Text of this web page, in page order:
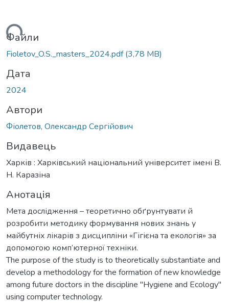
Файли
Fioletov_O.S._masters_2024.pdf(3,78 MB)
Дата
2024
Автори
Фіолетов, Олександр Сергійович
Видавець
Харків : Харківський національний університет імені В.
Н. Каразіна
Анотація
Мета дослідження – теоретично обґрунтувати й
розробити методику формування нових знань у
майбутніх лікарів з дисципліни «Гігієна та екологія» за
допомогою комп’ютерної техніки.
The purpose of the study is to theoretically substantiate and
develop a methodology for the formation of new knowledge
among future doctors in the discipline "Hygiene and Ecology"
using computer technology.